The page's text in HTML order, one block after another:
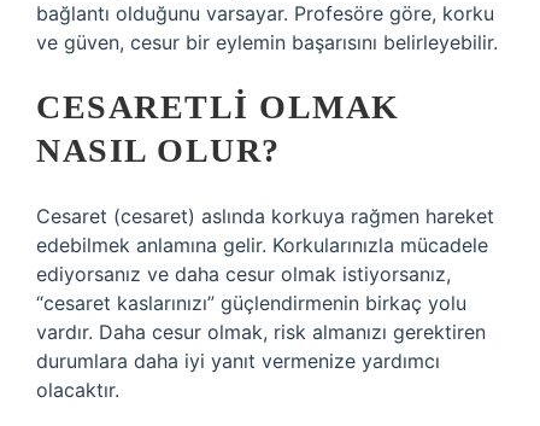
bağlantı olduğunu varsayar. Profesöre göre, korku
ve güven, cesur bir eylemin başarısını belirleyebilir.
CESARETLI OLMAK
NASIL OLUR?
Cesaret (cesaret) aslında korkuya rağmen hareket
edebilmek anlamına gelir. Korkularınızla mücadele
ediyorsanız ve daha cesur olmak istiyorsanız,
“cesaret kaslarınızı” güçlendirmenin birkaç yolu
vardır. Daha cesur olmak, risk almanızı gerektiren
durumlara daha iyi yanıt vermenize yardımcı
olacaktır.